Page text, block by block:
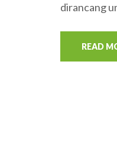
dirancang
READ